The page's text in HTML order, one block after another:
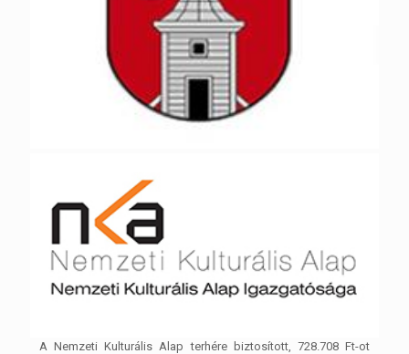
A Nemzeti Kulturális Alap terhére biztosított, 728.708 Ft-ot